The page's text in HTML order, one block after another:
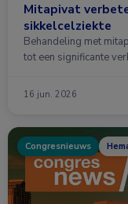
Mitapivat
sikkelcelziekte
Behandeling met
tot een significante
16 jun. 2026
Congresnieuws